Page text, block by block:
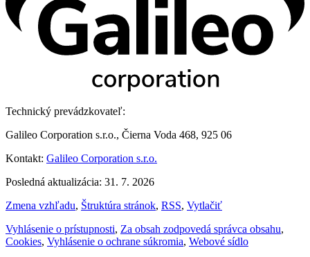
Technický prevádzkovateľ:
Galileo Corporation s.r.o., Čierna Voda 468, 925 06
Kontakt: Galileo Corporation s.r.o.
Posledná aktualizácia: 31. 7. 2026
Zmena vzhľadu, Štruktúra stránok, RSS, Vytlačiť
Vyhlásenie o prístupnosti, Za obsah zodpovedá správca obsahu,
Cookies, Vyhlásenie o ochrane súkromia, Webové sídlo